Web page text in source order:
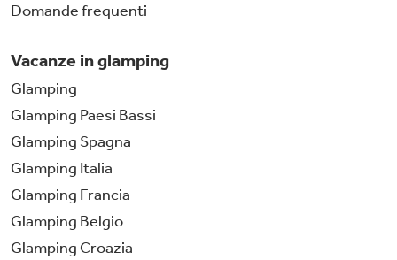
Domande frequenti
Vacanze in glamping
Glamping
Glamping Paesi Bassi
Glamping Spagna
Glamping Italia
Glamping Francia
Glamping Belgio
Glamping Croazia